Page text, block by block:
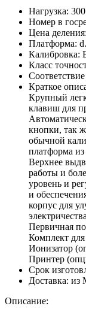
Нагрузка:
Номер в
Цена деления:
Платформа:
Калибровка:
Класс
Краткое
Крупный
клавиш для
кнопки, так
обычной
платформа
Верхнее
работы и
уровень и
и
корпус для
Первичная
Комплект
Ионизатор
Принтер
Срок
Доставка: из
Описание: